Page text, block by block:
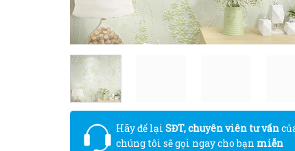
Hãy để lại SĐT, chuyên viên tư vấn
chúng tôi sẽ gọi ngay cho bạn miễn